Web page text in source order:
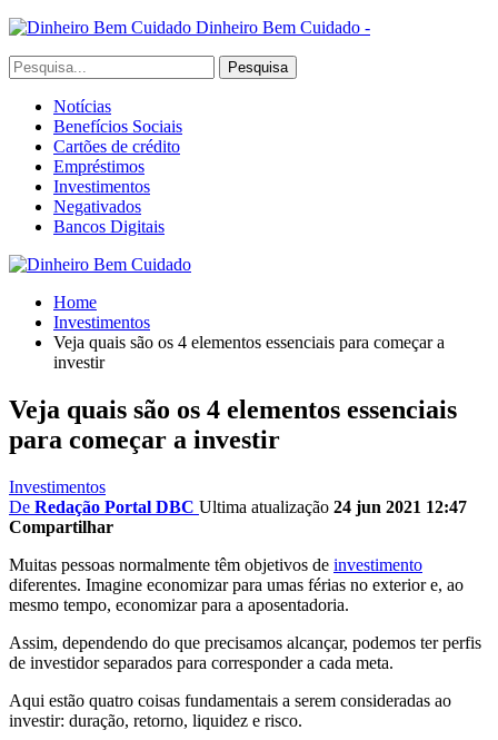
Dinheiro Bem Cuidado -
Notícias
Benefícios Sociais
Cartões de crédito
Empréstimos
Investimentos
Negativados
Bancos Digitais
Home
Investimentos
Veja quais são os 4 elementos essenciais para começar a
investir
Veja quais são os 4 elementos essenciais
para começar a investir
Investimentos
De Redação Portal DBC Ultima atualização 24 jun 2021 12:47
Compartilhar
Muitas pessoas normalmente têm objetivos de investimento
diferentes. Imagine economizar para umas férias no exterior e, ao
mesmo tempo, economizar para a aposentadoria.
Assim, dependendo do que precisamos alcançar, podemos ter perfis
de investidor separados para corresponder a cada meta.
Aqui estão quatro coisas fundamentais a serem consideradas ao
investir: duração, retorno, liquidez e risco.